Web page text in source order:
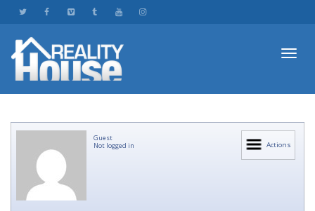
Actions
Guest
Not logged in